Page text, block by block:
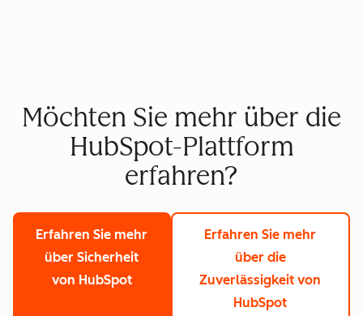
Möchten Sie mehr über die
HubSpot-Plattform
erfahren?
Erfahren Sie mehr
über Sicherheit
von HubSpot
Erfahren Sie mehr
über die
Zuverlässigkeit von
HubSpot